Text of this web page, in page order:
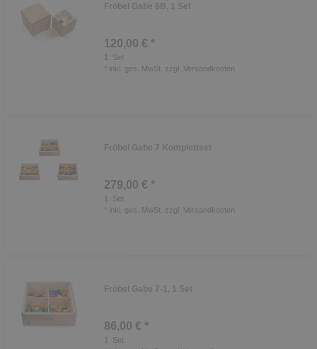
Fröbel Gabe 6B, 1 Set
120,00 € *
Set
* inkl. ges. MwSt. zzgl. Versandkosten
Fröbel Gabe 7 Komplettset
279,00 € *
1
Set
* inkl. ges. MwSt. zzgl. Versandkosten
Fröbel Gabe 7-1, 1 Set
86,00 € *
1
Set